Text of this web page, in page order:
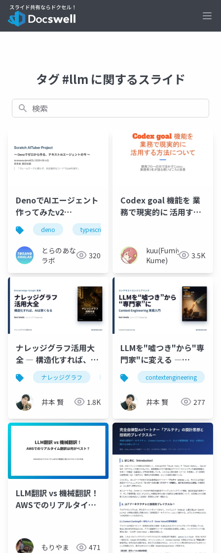
タグ #llm に関するスライド
検索
DenoでAIエージェント
作ってみたv2
toranoana.deno#25
deno typescript
とらのあな
ラボ
320
Codex goal 機能を 業
務で現実的に 活用する
kuu(Fumiya
Kume)
3.5K
ナレッジグラフ活用大
全 ― 構造化すれば、AI
は賢くなるナレッジグラフ graphrag neo4j rag
井本 賢 1.8K
LLMを"嘘つき"から"専
門家"に変える ―
Context Engineering
実践入門
contextengineering
井本 賢 277
LLM翻訳 vs 機械翻訳！
AWSでのリアルタイム
もりやま 471